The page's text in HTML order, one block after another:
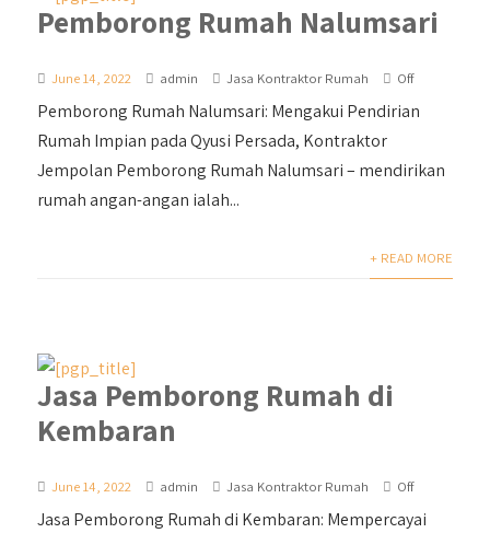
Pemborong Rumah Nalumsari
June 14, 2022 admin Jasa Kontraktor Rumah Off
Pemborong Rumah Nalumsari: Mengakui Pendirian
Rumah Impian pada Qyusi Persada, Kontraktor
Jempolan Pemborong Rumah Nalumsari – mendirikan
rumah angan-angan ialah...
+ READ MORE
Jasa Pemborong Rumah di
Kembaran
June 14, 2022 admin Jasa Kontraktor Rumah Off
Jasa Pemborong Rumah di Kembaran: Mempercayai